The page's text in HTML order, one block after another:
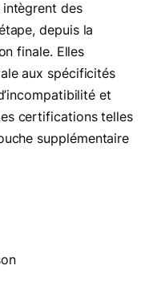
des
depuis la
finale. Elles
aux spécificités
et
certifications telles
supplémentaire